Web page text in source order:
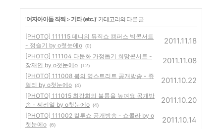
'여자아이돌 직찍 > 기타 (etc.)' 카테고리의 다른 글
[PHOTO] 111115 데니의 뮤직쇼 캠퍼스 빅콘서트
- 정슬기 by o첫눈에o (0)
2011.11.18
[PHOTO] 111104 다문화 가정돕기 희망콘서트 -
장재인 by o첫눈에o (12)
2011.11.08
[PHOTO] 111008 붐의 영스트리트 공개방송 - 쥬
얼리 by o첫눈에o (4)
2011.10.22
[PHOTO] 111015 최강희의 불륨을 높여요 공개방
송 - 씨리얼 by o첫눈에o (4)
2011.10.20
[PHOTO] 111002 컬투쇼 공개방송 - 쇼콜라 by o
첫눈에o (6)
2011.10.14